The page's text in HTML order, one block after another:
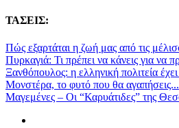
ΤΑΣΕΙΣ:
Πώς εξαρτάται η ζωή μας από τις
Πυρκαγιά: Τι πρέπει να κάνεις για να
Ξανθόπουλος: η ελληνική πολιτεία
Μονστέρα, το φυτό που θα αγαπήσεις...
Μαγεμένες – Οι “Καρυάτιδες” της